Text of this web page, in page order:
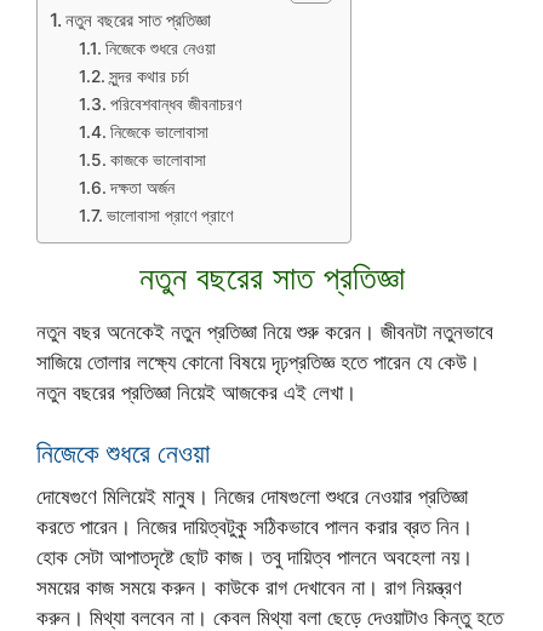
নতুন বছরের সাত প্রতিজ্ঞা
নিজেকে শুধরে নেওয়া
সুন্দর কথার চর্চা
পরিবেশবান্ধব জীবনাচরণ
নিজেকে ভালোবাসা
কাজকে ভালোবাসা
দক্ষতা অর্জন
ভালোবাসা প্রাণে প্রাণে
নতুন বছরের সাত প্রতিজ্ঞা
নতুন বছর অনেকেই নতুন প্রতিজ্ঞা নিয়ে শুরু করেন। জীবনটা নতুনভাবে
সাজিয়ে তোলার লক্ষ্যে কোনো বিষয়ে দৃঢ়প্রতিজ্ঞ হতে পারেন যে কেউ।
নতুন বছরের প্রতিজ্ঞা নিয়েই আজকের এই লেখা।
নিজেকে শুধরে নেওয়া
দোষেগুণে মিলিয়েই মানুষ। নিজের দোষগুলো শুধরে নেওয়ার প্রতিজ্ঞা
করতে পারেন। নিজের দায়িত্বটুকু সঠিকভাবে পালন করার ব্রত নিন।
হোক সেটা আপাতদৃষ্টে ছোট কাজ। তবু দায়িত্ব পালনে অবহেলা নয়।
সময়ের কাজ সময়ে করুন। কাউকে রাগ দেখাবেন না। রাগ নিয়ন্ত্রণ
করুন। মিথ্যা বলবেন না। কেবল মিথ্যা বলা ছেড়ে দেওয়াটাও কিন্তু হতে